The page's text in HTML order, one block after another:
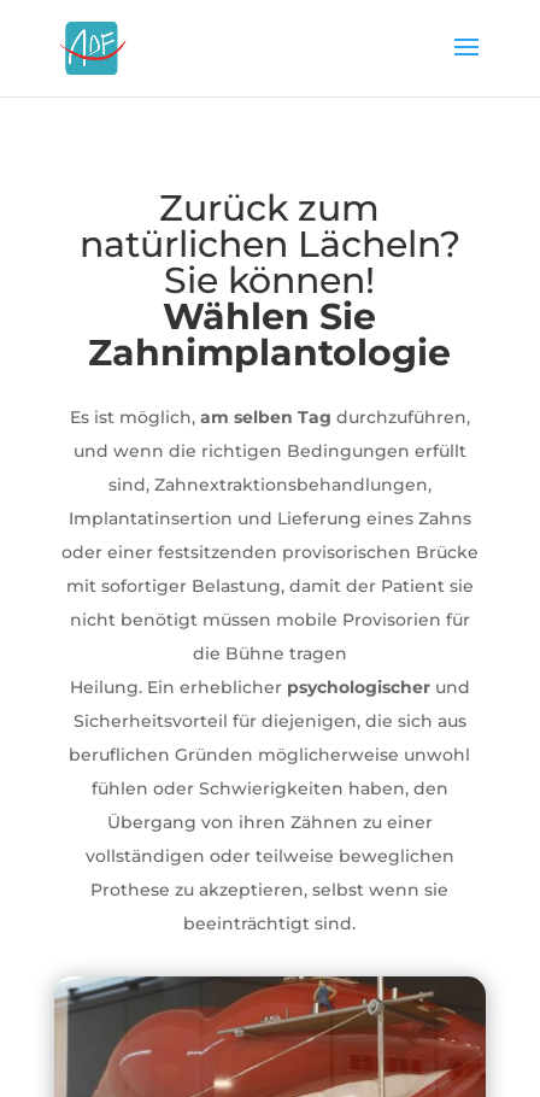
Zurück zum
natürlichen Lächeln?
Sie können!
Wählen Sie
Zahnimplantologie
Es ist möglich, am selben Tag durchzuführen,
und wenn die richtigen Bedingungen erfüllt
sind, Zahnextraktionsbehandlungen,
Implantatinsertion und Lieferung eines Zahns
oder einer festsitzenden provisorischen Brücke
mit sofortiger Belastung, damit der Patient sie
nicht benötigt müssen mobile Provisorien für
die Bühne tragen
Heilung. Ein erheblicher psychologischer und
Sicherheitsvorteil für diejenigen, die sich aus
beruflichen Gründen möglicherweise unwohl
fühlen oder Schwierigkeiten haben, den
Übergang von ihren Zähnen zu einer
vollständigen oder teilweise beweglichen
Prothese zu akzeptieren, selbst wenn sie
beeinträchtigt sind.